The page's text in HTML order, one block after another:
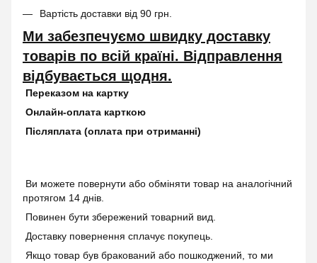
Вартість доставки від 90 грн.
Ми забезпечуємо швидку доставку
товарів по всій країні. Відправлення
відбувається щодня.
Переказом на картку
Онлайн-оплата карткою
Післяплата (оплата при отриманні)
Ви можете повернути або обміняти товар на аналогічний
протягом 14 днів.
Повинен бути збережений товарний вид.
Доставку повернення сплачує покупець.
Якщо товар був бракований або пошкоджений, то ми